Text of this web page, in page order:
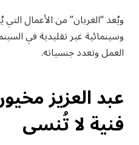
ويُعد “الغربان” من الأعمال
وسينمائية غير تقليدية في
العمل وتعدد جنسياته.
عبد العزيز
فنية لا تُنسى